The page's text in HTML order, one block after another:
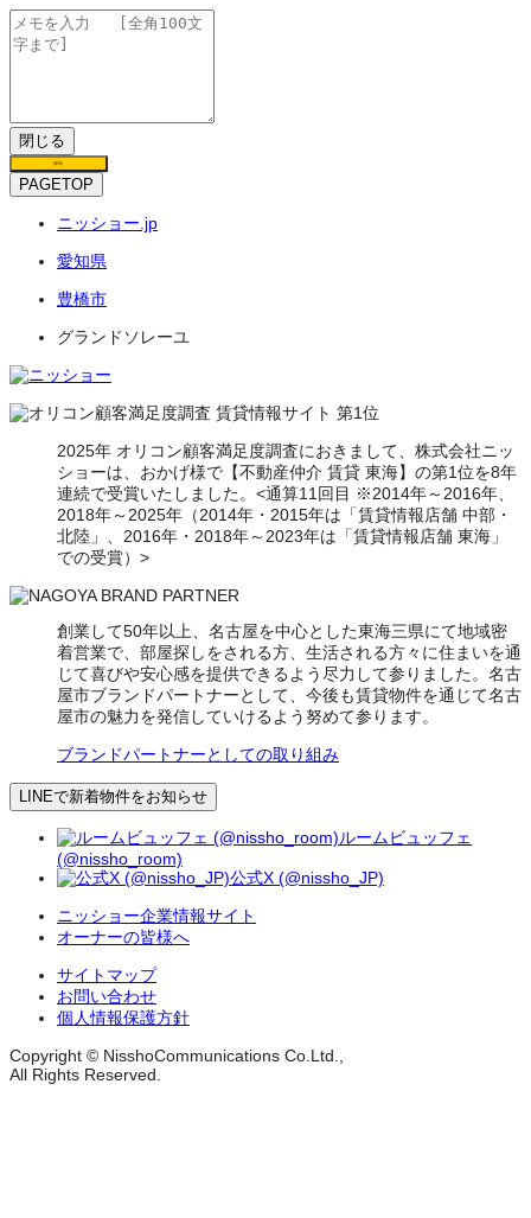
閉じる
保存
PAGETOP
ニッショー.jp
愛知県
豊橋市
グランドソレーユ
2025年 オリコン顧客満足度調査におきまして、株式会社ニッ
ショーは、おかげ様で【不動産仲介 賃貸 東海】の第1位を8年
連続で受賞いたしました。<通算11回目 ※2014年～2016年、
2018年～2025年（2014年・2015年は「賃貸情報店舗 中部・
北陸」、2016年・2018年～2023年は「賃貸情報店舗 東海」
での受賞）>
創業して50年以上、名古屋を中心とした東海三県にて地域密
着営業で、部屋探しをされる方、生活される方々に住まいを通
じて喜びや安心感を提供できるよう尽力して参りました。名古
屋市ブランドパートナーとして、今後も賃貸物件を通じて名古
屋市の魅力を発信していけるよう努めて参ります。
ブランドパートナーとしての取り組み
LINEで新着物件をお知らせ
ルームビュッフェ
(@nissho_room)
公式X (@nissho_JP)
ニッショー企業情報サイト
オーナーの皆様へ
サイトマップ
お問い合わせ
個人情報保護方針
Copyright © NisshoCommunications Co.Ltd.,
All Rights Reserved.